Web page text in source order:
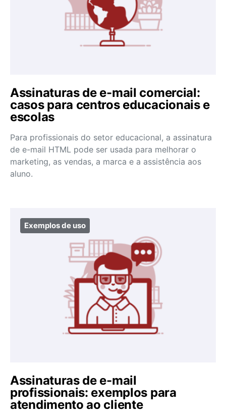
Assinaturas de e-mail comercial:
casos para centros educacionais e
escolas
Para profissionais do setor educacional, a assinatura
de e-mail HTML pode ser usada para melhorar o
marketing, as vendas, a marca e a assistência aos
aluno.
Exemplos de uso
Assinaturas de e-mail
profissionais: exemplos para
atendimento ao cliente